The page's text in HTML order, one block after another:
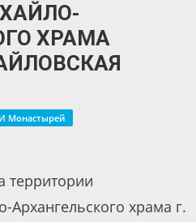
ХРАМА
Монастырей
территории
Архангельского храма г.